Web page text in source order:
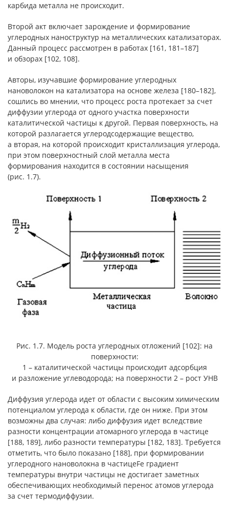
карбида металла не происходит.
Второй акт включает зарождение и формирование
углеродных наноструктур на металлических катализаторах.
Данный процесс рассмотрен в работах [161, 181–187]
и обзорах [102, 108].
Авторы, изучавшие формирование углеродных
нановолокон на катализатора на основе железа [180–182],
сошлись во мнении, что процесс роста протекает за счет
диффузии углерода от одного участка поверхности
каталитической частицы к другой. Первая поверхность, на
которой разлагается углеродсодержащие вещество,
а вторая, на которой происходит кристаллизация углерода,
при этом поверхностный слой металла места
формирования находится в состоянии насыщения
(рис. 1.7).
Рис. 1.7. Модель роста углеродных отложений [102]: на
поверхности:
1 – каталитической частицы происходит адсорбция
и разложение углеводорода; на поверхности 2 – рост УНВ
Диффузия углерода идет от области с высоким химическим
потенциалом углерода к области, где он ниже. При этом
возможны два случая: либо диффузия идет вследствие
разности концентрации атомарного углерода в частице
[188, 189], либо разности температуры [182, 183]. Требуется
отметить, что было показано [188], при формировании
углеродного нановолокна в частицеFe градиент
температуры внутри частицы не достигает заметных
обеспечивающих необходимый перенос атомов углерода
за счет термодиффузии.